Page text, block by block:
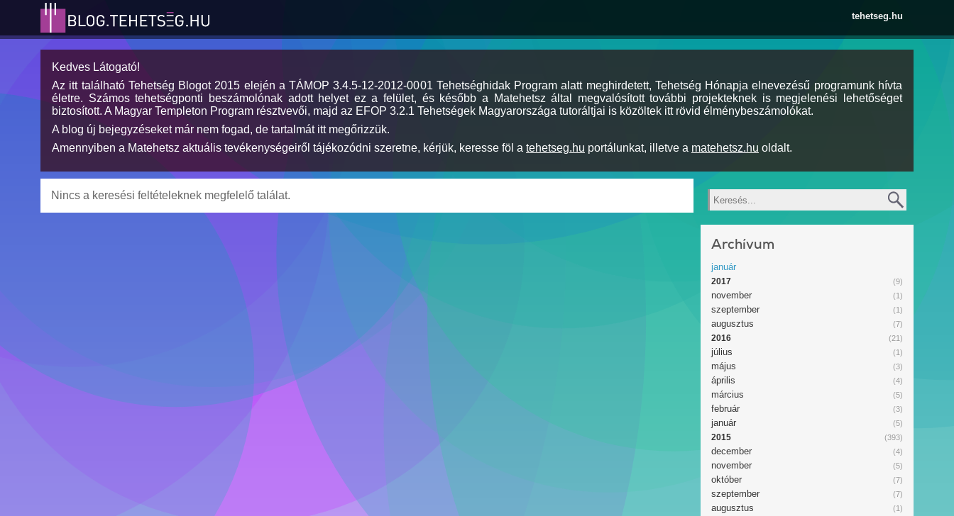
tehetseg.hu
Kedves Látogató!
Az itt található Tehetség Blogot 2015 elején a TÁMOP 3.4.5-12-2012-0001 Tehetséghidak Program alatt meghirdetett, Tehetség Hónapja elnevezésű programunk hívta
életre. Számos tehetségponti beszámolónak adott helyet ez a felület, és később a Matehetsz által megvalósított további projekteknek is megjelenési lehetőséget
biztosított. A Magyar Templeton Program résztvevői, majd az EFOP 3.2.1 Tehetségek Magyarországa tutoráltjai is közöltek itt rövid élménybeszámolókat.
A blog új bejegyzéseket már nem fogad, de tartalmát itt megőrizzük.
Amennyiben a Matehetsz aktuális tevékenységeiről tájékozódni szeretne, kérjük, keresse föl a tehetseg.hu portálunkat, illetve a matehetsz.hu oldalt.
Nincs a keresési feltételeknek megfelelő találat. Keresés
Archívum
január
(9)
2017
(1)
november
(1)
szeptember
(7)
augusztus
(21)
2016
(1)
július
(3)
május
(4)
április
(5)
március
(3)
február
(5)
január
(393)
2015
(4)
december
(5)
november
(7)
október
(7)
szeptember
(1)
augusztus